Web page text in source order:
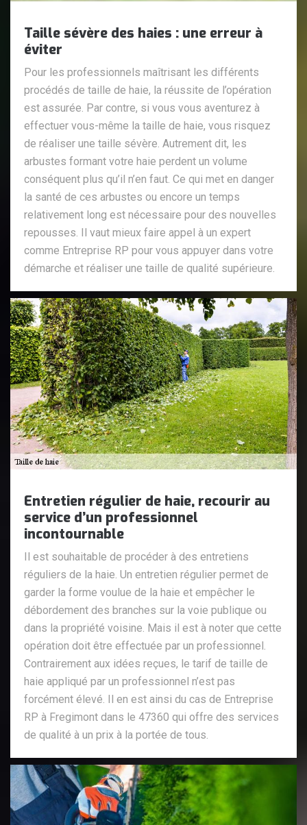
Taille sévère des haies : une erreur à
éviter
Pour les professionnels maîtrisant les différents
procédés de taille de haie, la réussite de l’opération
est assurée. Par contre, si vous vous aventurez à
effectuer vous-même la taille de haie, vous risquez
de réaliser une taille sévère. Autrement dit, les
arbustes formant votre haie perdent un volume
conséquent plus qu’il n’en faut. Ce qui met en danger
la santé de ces arbustes ou encore un temps
relativement long est nécessaire pour des nouvelles
repousses. Il vaut mieux faire appel à un expert
comme Entreprise RP pour vous appuyer dans votre
démarche et réaliser une taille de qualité supérieure.
Entretien régulier de haie, recourir au
service d’un professionnel
incontournable
Il est souhaitable de procéder à des entretiens
réguliers de la haie. Un entretien régulier permet de
garder la forme voulue de la haie et empêcher le
débordement des branches sur la voie publique ou
dans la propriété voisine. Mais il est à noter que cette
opération doit être effectuée par un professionnel.
Contrairement aux idées reçues, le tarif de taille de
haie appliqué par un professionnel n’est pas
forcément élevé. Il en est ainsi du cas de Entreprise
RP à Fregimont dans le 47360 qui offre des services
de qualité à un prix à la portée de tous.